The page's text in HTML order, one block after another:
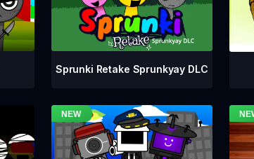
Sprunki Retake Sprunkyay DLC